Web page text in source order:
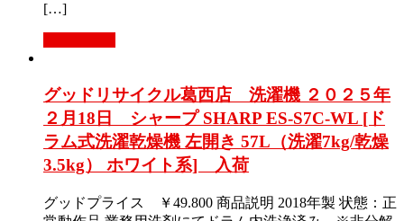
[…]
グッドリサイクル葛西店 洗濯機 ２０２５年
２月18日 シャープ SHARP ES-S7C-WL [ド
ラム式洗濯乾燥機 左開き 57L（洗濯7kg/乾燥
3.5kg） ホワイト系] 入荷
グッドプライス ￥49.800 商品説明 2018年製 状態：正